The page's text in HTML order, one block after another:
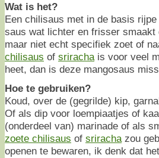
Wat is het?
Een chilisaus met in de basis
saus wat lichter en frisser smaakt
maar niet echt specifiek zoet of
chilisaus of srirachais voor veel
heet, dan is deze mangosaus
Hoe te gebruiken?
Koud, over de (gegrilde) kip,
Of als dip voor loempiaatjes of
(onderdeel van) marinade of als
zoete chilisaus of srirachazou
openen te bewaren, ik denk dat